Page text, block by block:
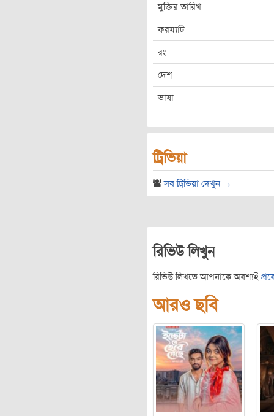
মুক্তির তারিখ
ফরম্যাট
রং
দেশ
ভাষা
ট্রিভিয়া
সব ট্রিভিয়া দেখুন →
রিভিউ লিখুন
রিভিউ লিখতে আপনাকে অবশ্যই
আরও ছবি